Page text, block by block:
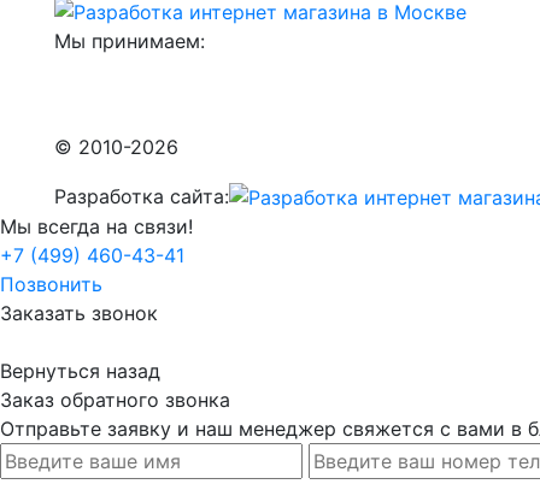
Мы принимаем:
© 2010-2026
Разработка сайта:
Мы всегда на связи!
+7 (499) 460-43-41
Позвонить
Заказать звонок
Вернуться назад
Заказ обратного звонка
Отправьте заявку и наш менеджер свяжется с вами в